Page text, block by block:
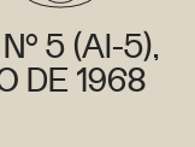
5 (AI-5),
DE 1968